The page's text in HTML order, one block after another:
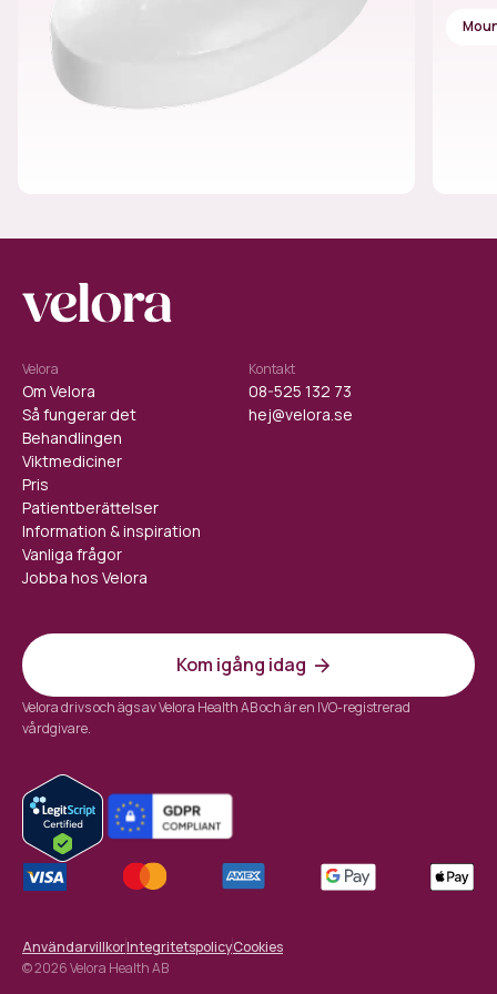
Kom igång idag
Velora drivs och ägs av Velora Health AB och är en IVO-registrerad
vårdgivare.
Velora
Om Velora
Så fungerar det
Behandlingen
Viktmediciner
Pris
Patientberättelser
Information & inspiration
Vanliga frågor
Jobba hos Velora
Kontakt
08-525 132 73
hej@velora.se
© 2026 Velora Health AB
AnvändarvillkorIntegritetspolicyCookies